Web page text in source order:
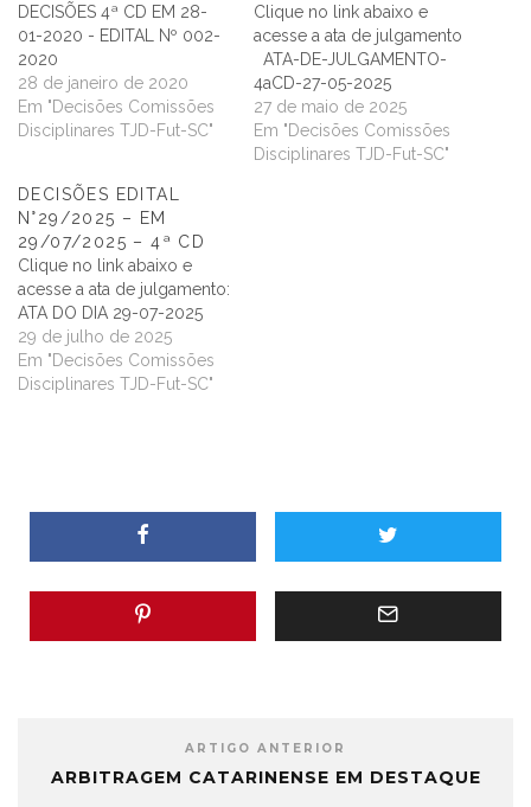
DECISÕES 4ª CD EM 28-
01-2020 - EDITAL Nº 002-
2020
28 de janeiro de 2020
Em "Decisões Comissões
Disciplinares TJD-Fut-SC"
Clique no link abaixo e
acesse a ata de julgamento
ATA-DE-JULGAMENTO-
4aCD-27-05-2025
27 de maio de 2025
Em "Decisões Comissões
Disciplinares TJD-Fut-SC"
DECISÕES EDITAL
N°29/2025 – EM
29/07/2025 – 4ª CD
Clique no link abaixo e
acesse a ata de julgamento:
ATA DO DIA 29-07-2025
29 de julho de 2025
Em "Decisões Comissões
Disciplinares TJD-Fut-SC"
ARTIGO ANTERIOR
ARBITRAGEM CATARINENSE EM DESTAQUE